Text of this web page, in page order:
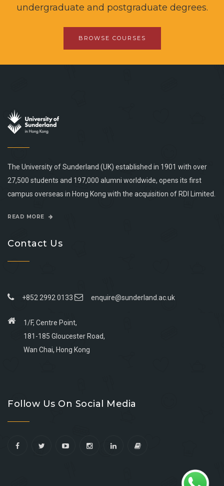
undergraduate and postgraduate degrees.
BROWSE COURSES
The University of Sunderland (UK) established in 1901 with over
27,500 students and 197,000 alumni worldwide, opens its first
campus overseas in Hong Kong with the acquisition of RDI Limited.
READ MORE
Contact Us
+852 2992 0133 enquire@sunderland.ac.uk
1/F, Centre Point,
181-185 Gloucester Road,
Wan Chai, Hong Kong
facebook
youtube
linkedin
instagram
Follow Us On Social Media